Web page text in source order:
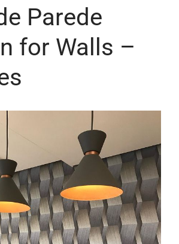
Parede
for Walls –